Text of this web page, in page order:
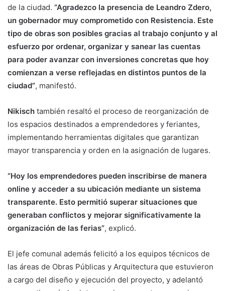
de la ciudad. “Agradezco la presencia de Leandro Zdero,
un gobernador muy comprometido con Resistencia. Este
tipo de obras son posibles gracias al trabajo conjunto y al
esfuerzo por ordenar, organizar y sanear las cuentas
para poder avanzar con inversiones concretas que hoy
comienzan a verse reflejadas en distintos puntos de la
ciudad”, manifestó.
Nikisch también resaltó el proceso de reorganización de
los espacios destinados a emprendedores y feriantes,
implementando herramientas digitales que garantizan
mayor transparencia y orden en la asignación de lugares.
“Hoy los emprendedores pueden inscribirse de manera
online y acceder a su ubicación mediante un sistema
transparente. Esto permitió superar situaciones que
generaban conflictos y mejorar significativamente la
organización de las ferias”, explicó.
El jefe comunal además felicitó a los equipos técnicos de
las áreas de Obras Públicas y Arquitectura que estuvieron
a cargo del diseño y ejecución del proyecto, y adelantó